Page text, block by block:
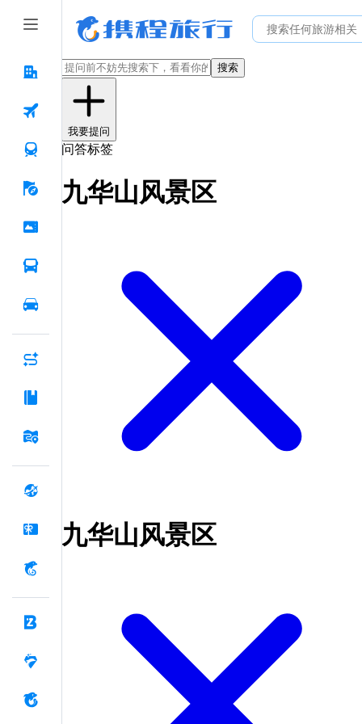
搜索
我要提问
问答标签
九华山风景区
九华山风景区